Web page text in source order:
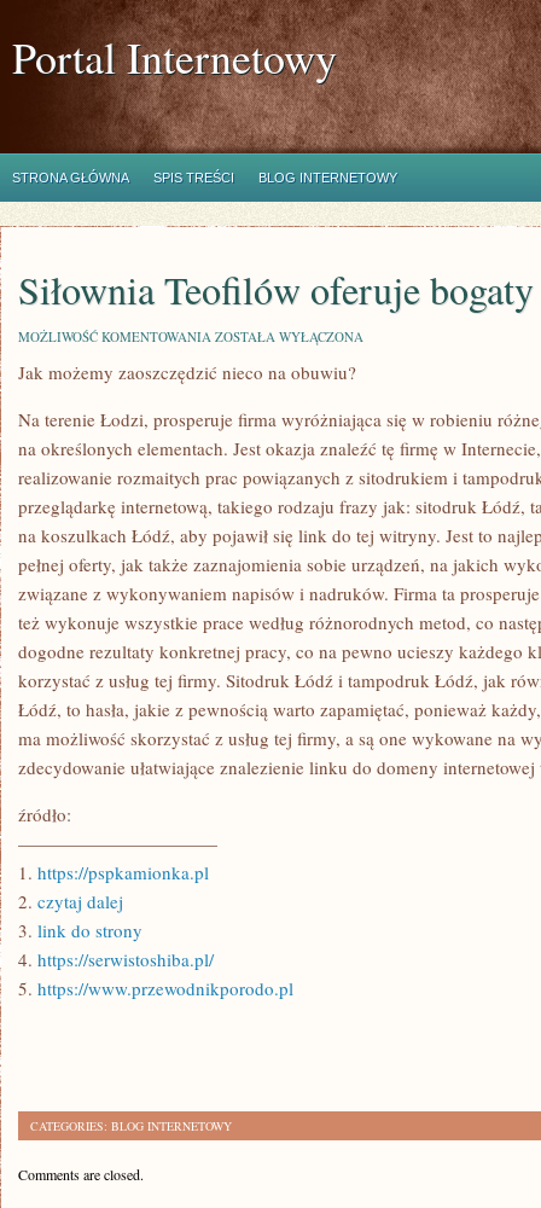
Portal Internetowy
STRONA GŁÓWNA SPIS TREŚCI BLOG INTERNETOWY
Siłownia Teofilów oferuje bogaty
MOŻLIWOŚĆ KOMENTOWANIA SIŁOWNIA
OFERUJE
ZAJĘĆ
ZOSTAŁA WYŁĄCZONA
Jak możemy zaoszczędzić nieco na obuwiu?
Na terenie Łodzi, prosperuje firma wyróżniająca się w robieniu
na określonych elementach. Jest okazja znaleźć tę firmę w
realizowanie rozmaitych prac powiązanych z sitodrukiem i
przeglądarkę internetową, takiego rodzaju frazy jak: sitodruk Łódź,
na koszulkach Łódź, aby pojawił się link do tej witryny. Jest to
pełnej oferty, jak także zaznajomienia sobie urządzeń, na jakich
związane z wykonywaniem napisów i nadruków. Firma ta
też wykonuje wszystkie prace według różnorodnych metod, co
dogodne rezultaty konkretnej pracy, co na pewno ucieszy każdego
korzystać z usług tej firmy. Sitodruk Łódź i tampodruk Łódź, jak
Łódź, to hasła, jakie z pewnością warto zapamiętać, ponieważ
ma możliwość skorzystać z usług tej firmy, a są one wykowane na
zdecydowanie ułatwiające znalezienie linku do domeny
źródło:
———————————
1. https://pspkamionka.pl
2. czytaj dalej
3. link do strony
4. https://serwistoshiba.pl/
5. https://www.przewodnikporodo.pl
CATEGORIES: BLOG INTERNETOWY
Comments are closed.